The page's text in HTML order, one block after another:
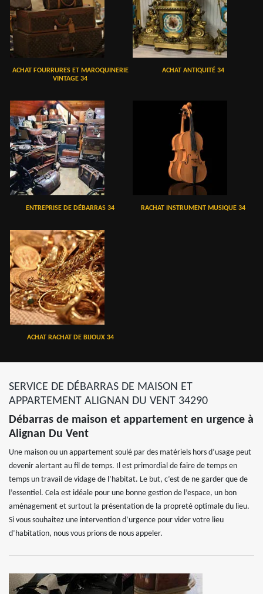
ACHAT FOURRURES ET MAROQUINERIE
VINTAGE 34
ACHAT ANTIQUITÉ 34
ENTREPRISE DE DÉBARRAS 34 RACHAT INSTRUMENT MUSIQUE 34
ACHAT RACHAT DE BIJOUX 34
SERVICE DE DÉBARRAS DE MAISON ET
APPARTEMENT ALIGNAN DU VENT 34290
Débarras de maison et appartement en urgence à
Alignan Du Vent
Une maison ou un appartement soulé par des matériels hors d’usage peut
devenir alertant au fil de temps. Il est primordial de faire de temps en
temps un travail de vidage de l’habitat. Le but, c’est de ne garder que de
l’essentiel. Cela est idéale pour une bonne gestion de l’espace, un bon
aménagement et surtout la présentation de la propreté optimale du lieu.
Si vous souhaitez une intervention d’urgence pour vider votre lieu
d’habitation, nous vous prions de nous appeler.